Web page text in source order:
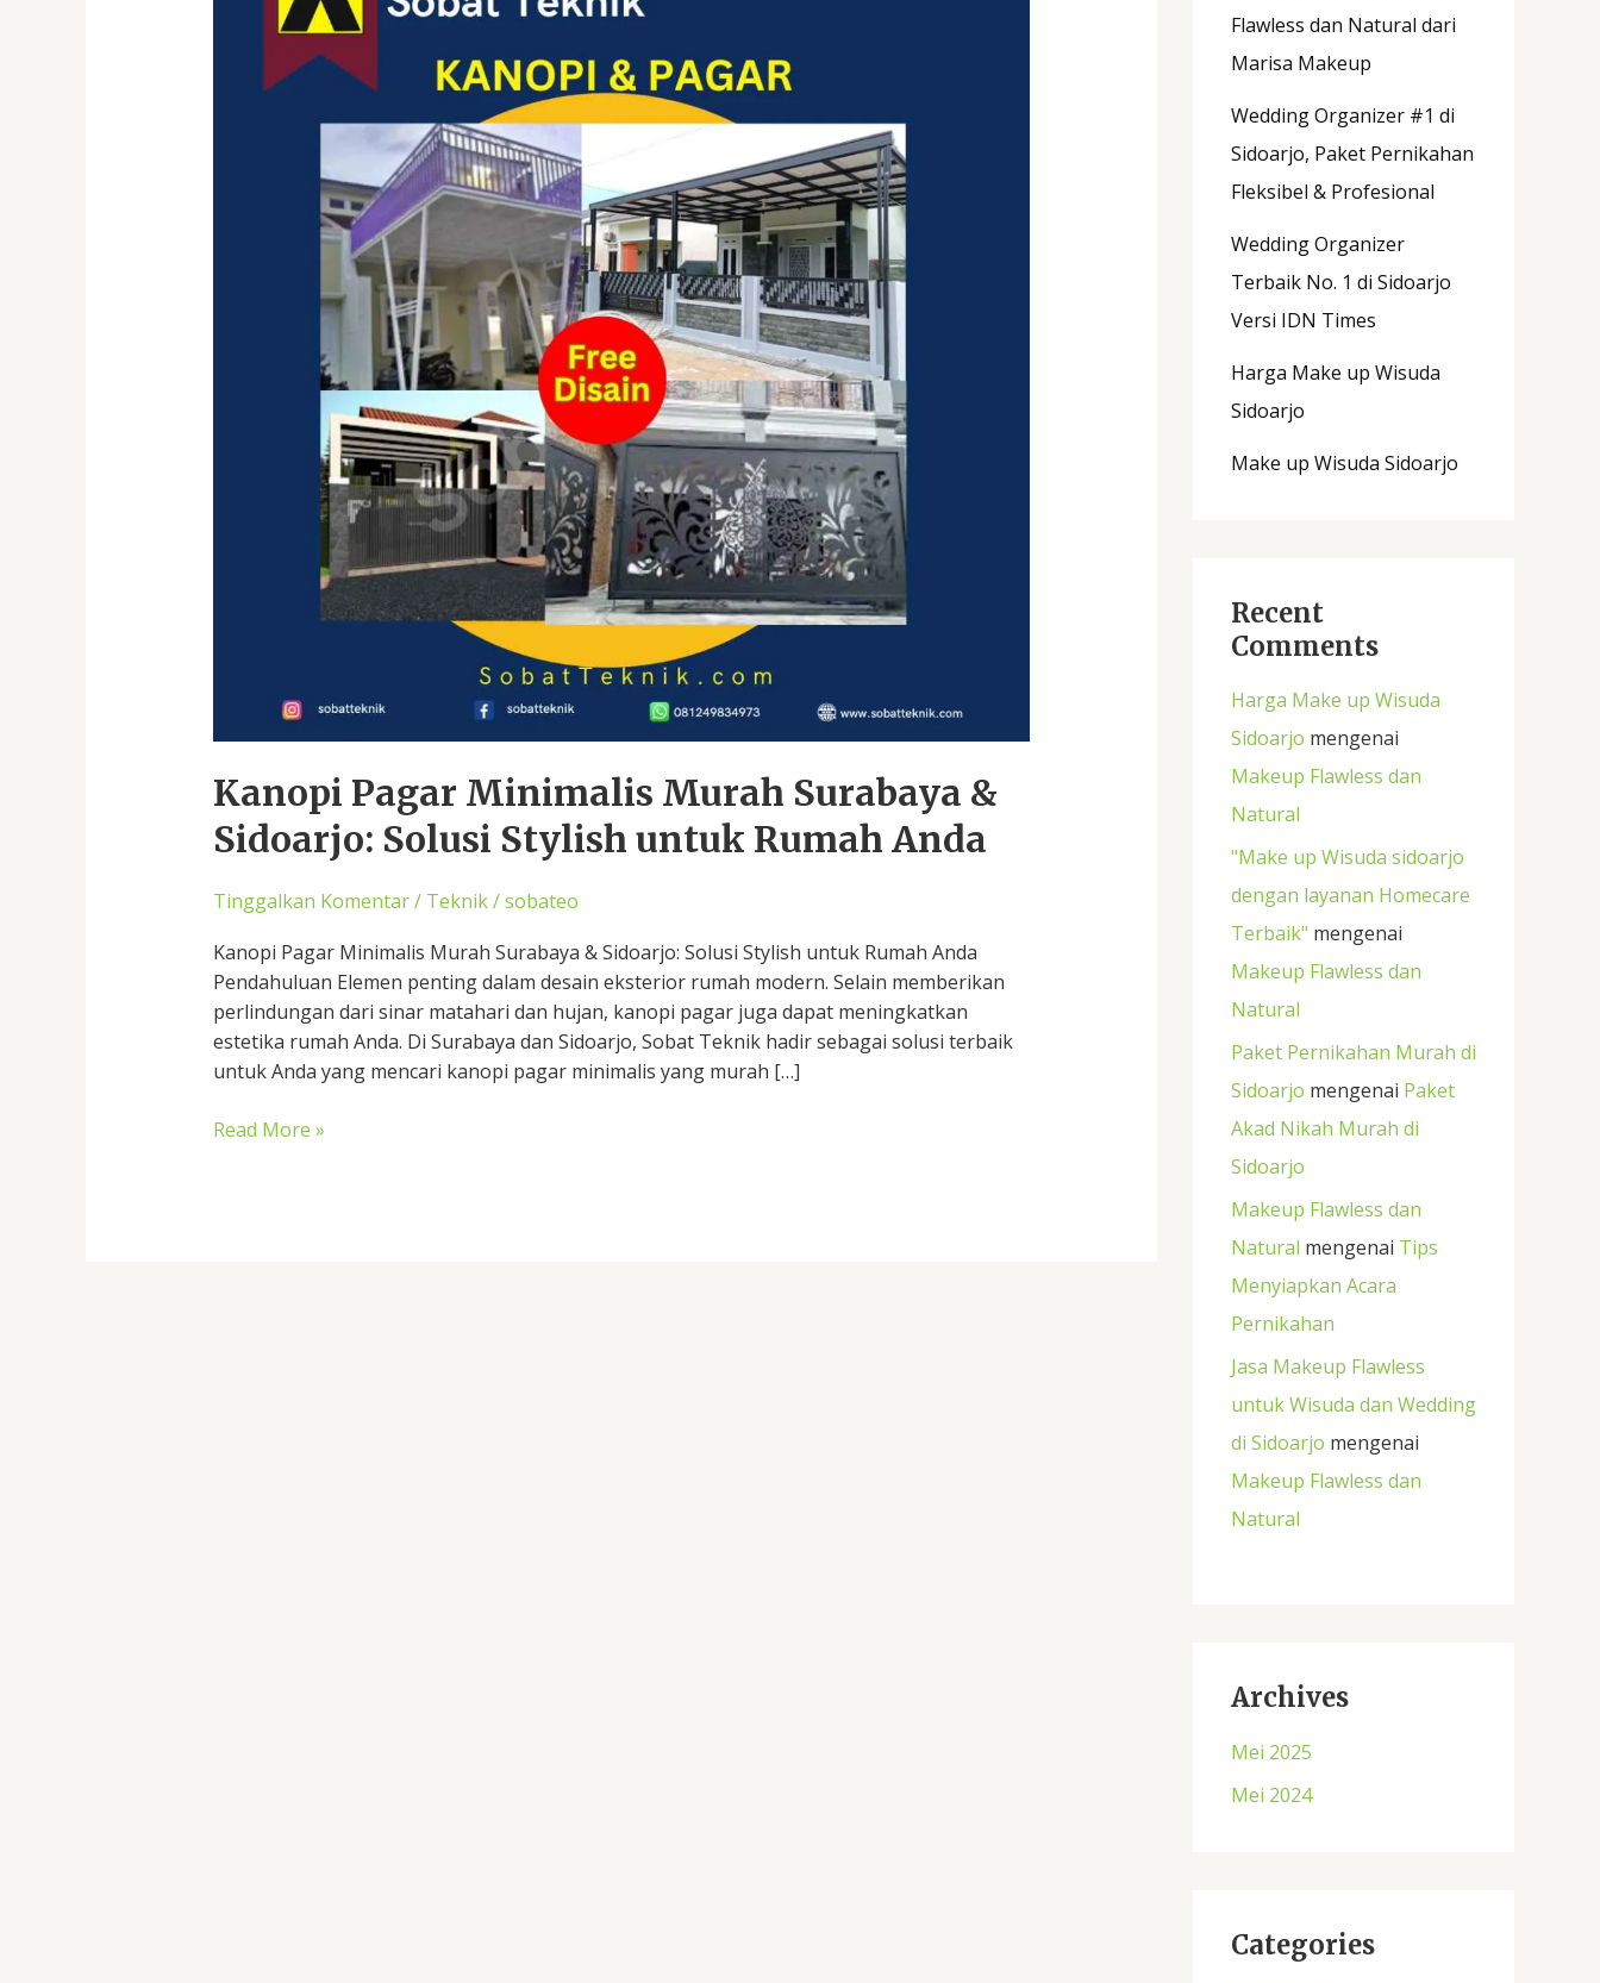
Kanopi Pagar Minimalis Murah Surabaya &
Sidoarjo: Solusi Stylish untuk Rumah Anda
Tinggalkan Komentar/ Teknik/sobateo
Kanopi Pagar Minimalis Murah Surabaya & Sidoarjo: Solusi Stylish untuk Rumah Anda
Pendahuluan Elemen penting dalam desain eksterior rumah modern. Selain memberikan
perlindungan dari sinar matahari dan hujan, kanopi pagar juga dapat meningkatkan
estetika rumah Anda. Di Surabaya dan Sidoarjo, Sobat Teknik hadir sebagai solusi terbaik
untuk Anda yang mencari kanopi pagar minimalis yang murah […]
Read More »
Flawless dan Natural dari
Marisa Makeup
Wedding Organizer #1 di
Sidoarjo, Paket Pernikahan
Fleksibel & Profesional
Wedding Organizer
Terbaik No. 1 di Sidoarjo
Versi IDN Times
Harga Make up Wisuda
Sidoarjo
Make up Wisuda Sidoarjo
Recent
Comments
Harga Make up Wisuda
Sidoarjo mengenai
Makeup Flawless dan
Natural
"Make up Wisuda sidoarjo
dengan layanan Homecare
Terbaik" mengenai
Makeup Flawless dan
Natural
Paket Pernikahan Murah di
Sidoarjo mengenai Paket
Akad Nikah Murah di
Sidoarjo
Makeup Flawless dan
Natural mengenai Tips
Menyiapkan Acara
Pernikahan
Jasa Makeup Flawless
untuk Wisuda dan Wedding
di Sidoarjo mengenai
Makeup Flawless dan
Natural
Archives
Mei 2025
Mei 2024
Categories